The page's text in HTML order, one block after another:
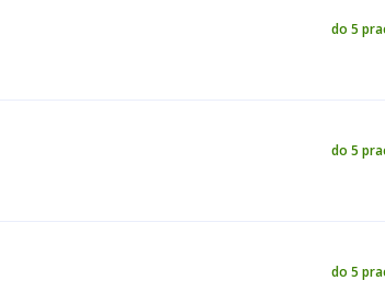
do 5
do 5
do 5